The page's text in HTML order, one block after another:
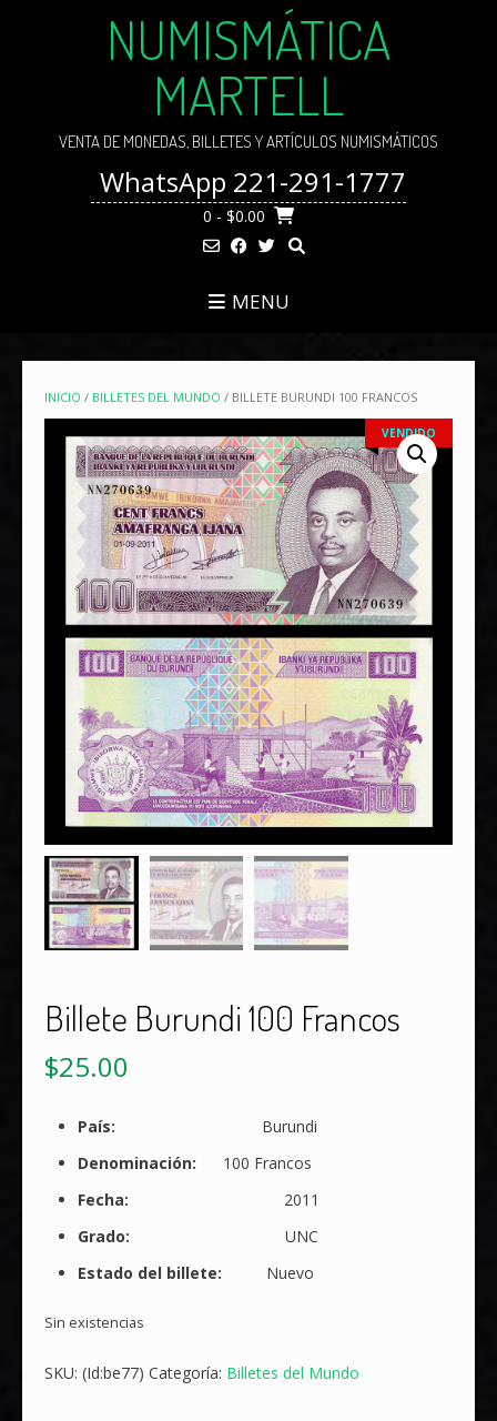
NUMISMÁTICA
MARTELL
VENTA DE MONEDAS, BILLETES Y ARTÍCULOS NUMISMÁTICOS
WhatsApp 221-291-1777
0 - $0.00
MENU
INICIO / BILLETES DEL MUNDO / BILLETE BURUNDI 100 FRANCOS
VENDIDO
Billete Burundi 100 Francos
$25.00
País: Burundi
Denominación: 100 Francos
Fecha: 2011
Grado: UNC
Estado del billete:
Nuevo
Sin existencias
SKU: (Id:be77) Categoría: Billetes del Mundo